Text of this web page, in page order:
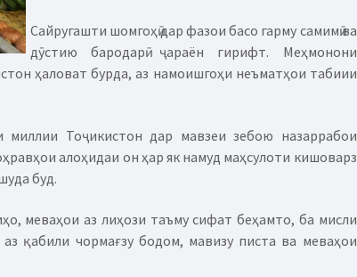
Сайругашти шомгоҳӣ дар фазои басо гарму самимӣ ва
дӯстию бародарӣ ҷараён гирифт. Меҳмонони
ҳаловат бурда, аз намоишгоҳи неъматҳои табиии
миллии Тоҷикистон дар мавзеи зебою назаррабои
алоҳидаи он ҳар як намуд маҳсулоти кишоварзӣ
буд.
меваҳои аз лиҳози таъму сифат беҳамто, ба мисли
қабили чормағзу бодом, мавизу писта ва меваҳои